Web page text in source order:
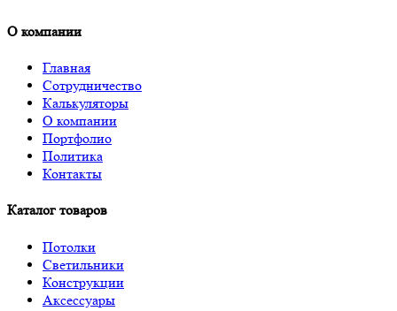
О компании
Главная
Сотрудничество
Калькуляторы
О компании
Портфолио
Политика
Контакты
Каталог товаров
Потолки
Светильники
Конструкции
Аксессуары